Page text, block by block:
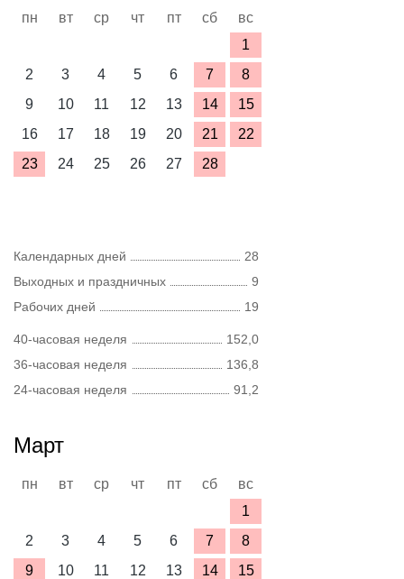
пн вт ср чт пт сб
вс
1
2
3 4 5 6 7
8
9
10 11 12 13 14
15
16
17 18 19 20 21
22
23
24 25 26 27 28
Календарных дней
28
Выходных и праздничных
9
Рабочих дней
19
40-часовая неделя
152,0
36-часовая неделя
136,8
24-часовая неделя
91,2
Март
пн вт ср чт пт сб
вс
1
2
3 4 5 6 7
8
9
10 11 12 13 14
15